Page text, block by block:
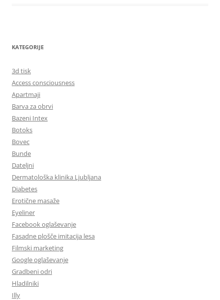
KATEGORIJE
3d tisk
Access consciousness
Apartmaji
Barva za obrvi
Bazeni Intex
Botoks
Bovec
Bunde
Dateljni
Dermatološka klinika Ljubljana
Diabetes
Erotične masaže
Eyeliner
Facebook oglaševanje
Fasadne plošče imitacija lesa
Filmski marketing
Google oglaševanje
Gradbeni odri
Hladilniki
Illy